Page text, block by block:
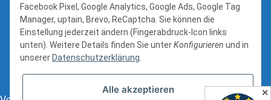
Facebook Pixel, Google Analytics, Google Ads, Google Tag
Manager, uptain, Brevo, ReCaptcha. Sie können die
Einstellung jederzeit ändern (Fingerabdruck-Icon links
unten). Weitere Details finden Sie unterKonfigurieren und in
unserer Datenschutzerklärung.
Alle akzeptieren ✕